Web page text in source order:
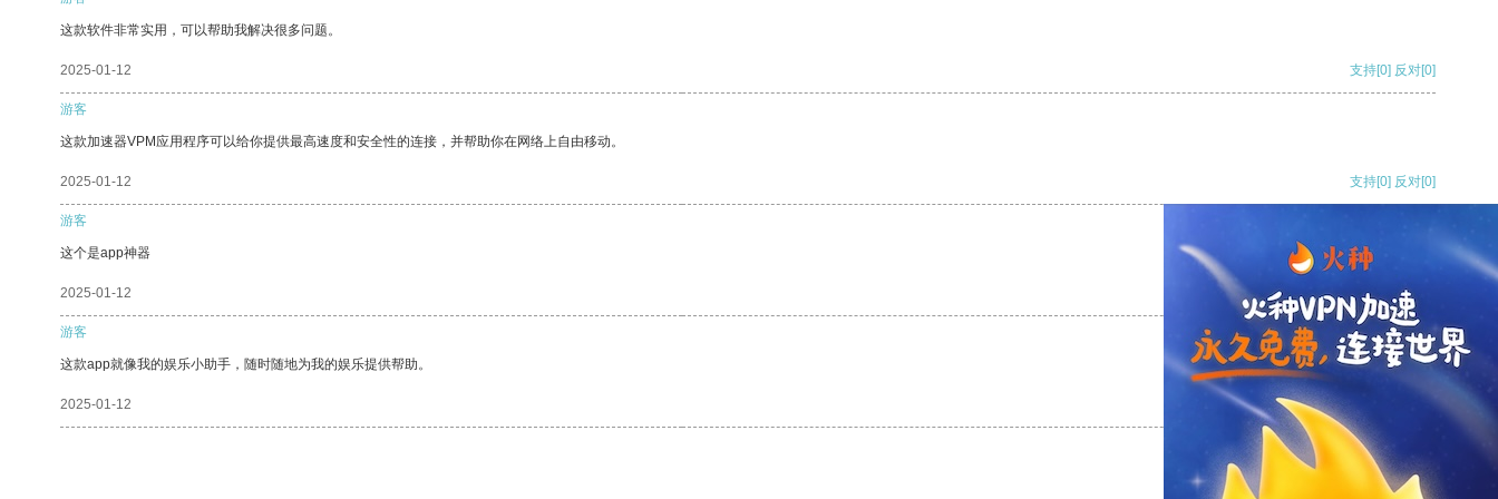
这款软件非常实用，可以帮助我解决很多问题。
2025-01-12 支持[0] 反对[0]
游客
这款加速器VPM应用程序可以给你提供最高速度和安全性的连接，并帮助你在网络上自由移动。
2025-01-12 支持[0] 反对[0]
游客
这个是app神器
2025-01-12 支持 反对
游客
这款app就像我的娱乐小助手，随时随地为我的娱乐提供帮助。
2025-01-12 [0]